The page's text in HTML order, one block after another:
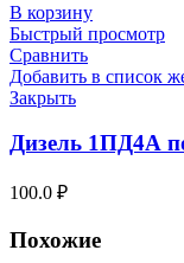
В корзину
Быстрый просмотр
Сравнить
Добавить в список
Закрыть
Дизель 1ПД4А
100.0 ₽
Похожие